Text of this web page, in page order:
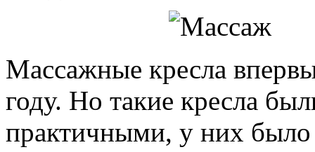
Массажные кресла
году. Но такие кресла
практичными, у них